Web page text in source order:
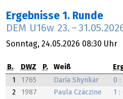
Ergebnisse 1. Runde
DEM U16w 23. –
Sonntag, 24.05.2026 08:30 Uhr
B. DWZ P. Weiß
1
1765 Daria Shynkar 0 :
2
1987 Paula Czäczine 1 :